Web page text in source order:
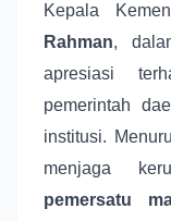
Kepala
Rahman,
apresiasi
pemerintah
institusi.
menjaga
pemersatu